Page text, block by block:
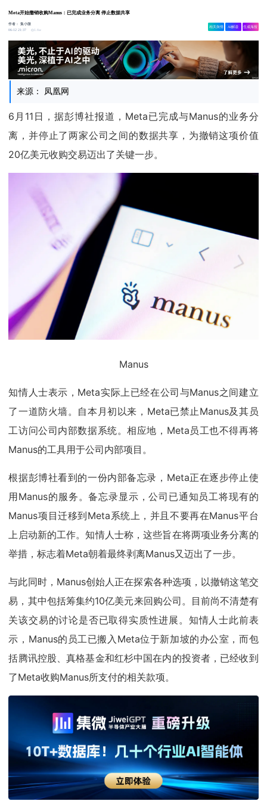
Meta开始撤销收购Manus：已完成业务分离 停止数据共享
作者：集小微
06-12 21:37
1.6w
相关舆情 AI解读 生成海报
来源： 凤凰网
6月11日，据彭博社报道，Meta已完成与Manus的业务分
离，并停止了两家公司之间的数据共享，为撤销这项价值
20亿美元收购交易迈出了关键一步。
Manus
知情人士表示，Meta实际上已经在公司与Manus之间建立
了一道防火墙。自本月初以来，Meta已禁止Manus及其员
工访问公司内部数据系统。相应地，Meta员工也不得再将
Manus的工具用于公司内部项目。
根据彭博社看到的一份内部备忘录，Meta正在逐步停止使
用Manus的服务。备忘录显示，公司已通知员工将现有的
Manus项目迁移到Meta系统上，并且不要再在Manus平台
上启动新的工作。知情人士称，这些旨在将两项业务分离的
举措，标志着Meta朝着最终剥离Manus又迈出了一步。
与此同时，Manus创始人正在探索各种选项，以撤销这笔交
易，其中包括筹集约10亿美元来回购公司。目前尚不清楚有
关该交易的讨论是否已取得实质性进展。知情人士此前表
示，Manus的员工已搬入Meta位于新加坡的办公室，而包
括腾讯控股、真格基金和红杉中国在内的投资者，已经收到
了Meta收购Manus所支付的相关款项。